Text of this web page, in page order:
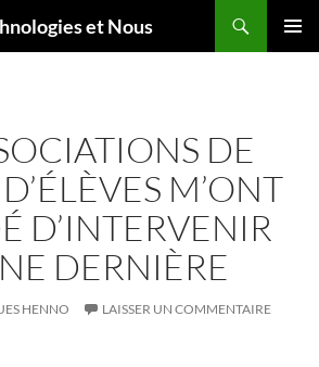
et Nous
DE
M’ONT
D’INTERVENIR
DERNIÈRE
HENNO LAISSER UN COMMENTAIRE